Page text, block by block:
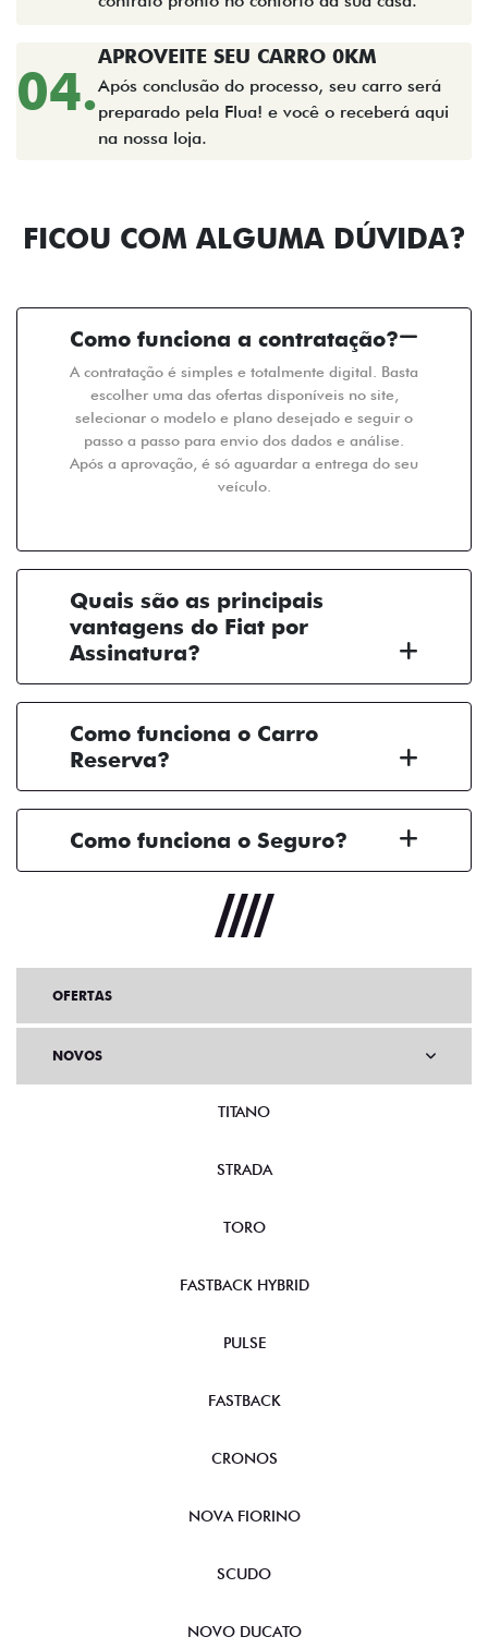
04.
APROVEITE SEU CARRO 0KM
Após conclusão do processo, seu carro será
preparado pela Flua! e você o receberá aqui
na nossa loja.
FICOU COM ALGUMA DÚVIDA?
Como funciona a contratação?
A contratação é simples e totalmente digital. Basta
escolher uma das ofertas disponíveis no site,
selecionar o modelo e plano desejado e seguir o
passo a passo para envio dos dados e análise.
Após a aprovação, é só aguardar a entrega do seu
veículo.
Quais são as principais
vantagens do Fiat por
Assinatura?
Como funciona o Carro
Reserva?
Como funciona o Seguro?
OFERTAS
NOVOS
TITANO
STRADA
TORO
FASTBACK HYBRID
PULSE
FASTBACK
CRONOS
NOVA FIORINO
SCUDO
NOVO DUCATO